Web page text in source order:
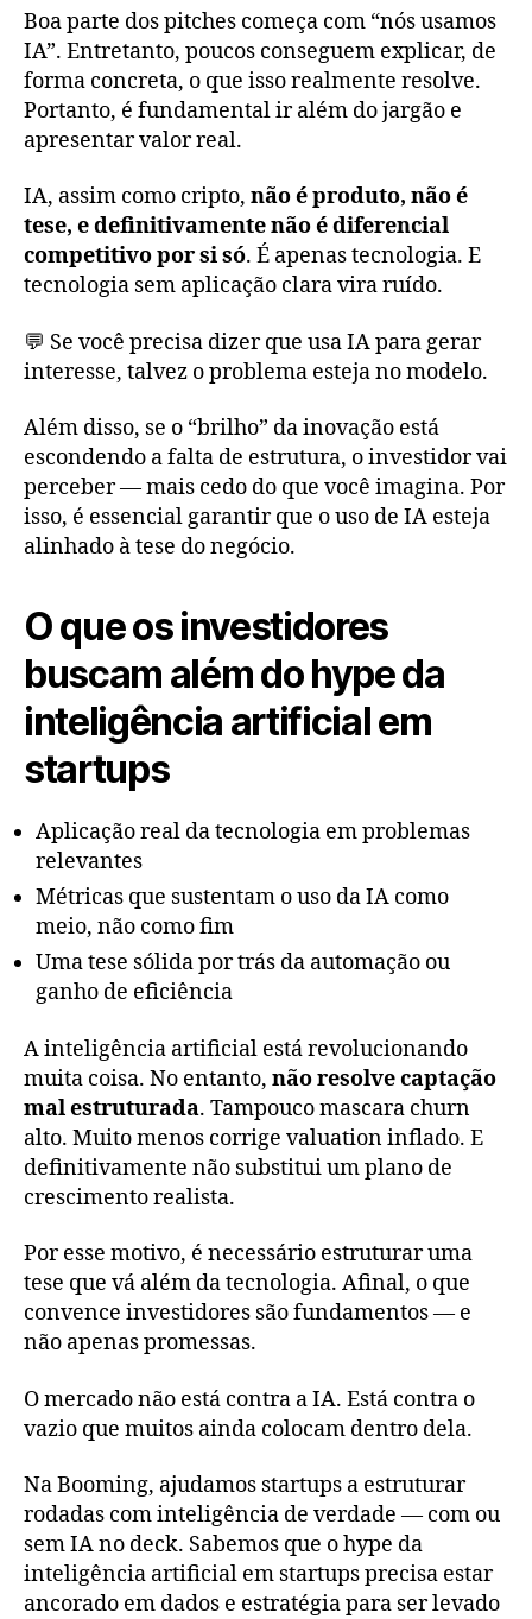
Boa parte dos pitches começa com “nós usamos
IA”. Entretanto, poucos conseguem explicar, de
forma concreta, o que isso realmente resolve.
Portanto, é fundamental ir além do jargão e
apresentar valor real.
IA, assim como cripto, não é produto, não é
tese, e definitivamente não é diferencial
competitivo por si só. É apenas tecnologia. E
tecnologia sem aplicação clara vira ruído.
💬 Se você precisa dizer que usa IA para gerar
interesse, talvez o problema esteja no modelo.
Além disso, se o “brilho” da inovação está
escondendo a falta de estrutura, o investidor vai
perceber — mais cedo do que você imagina. Por
isso, é essencial garantir que o uso de IA esteja
alinhado à tese do negócio.
O que os investidores
buscam além do hype da
inteligência artificial em
startups
Aplicação real da tecnologia em problemas
relevantes
Métricas que sustentam o uso da IA como
meio, não como fim
Uma tese sólida por trás da automação ou
ganho de eficiência
A inteligência artificial está revolucionando
muita coisa. No entanto, não resolve captação
mal estruturada. Tampouco mascara churn
alto. Muito menos corrige valuation inflado. E
definitivamente não substitui um plano de
crescimento realista.
Por esse motivo, é necessário estruturar uma
tese que vá além da tecnologia. Afinal, o que
convence investidores são fundamentos — e
não apenas promessas.
O mercado não está contra a IA. Está contra o
vazio que muitos ainda colocam dentro dela.
Na Booming, ajudamos startups a estruturar
rodadas com inteligência de verdade — com ou
sem IA no deck. Sabemos que o hype da
inteligência artificial em startups precisa estar
ancorado em dados e estratégia para ser levado